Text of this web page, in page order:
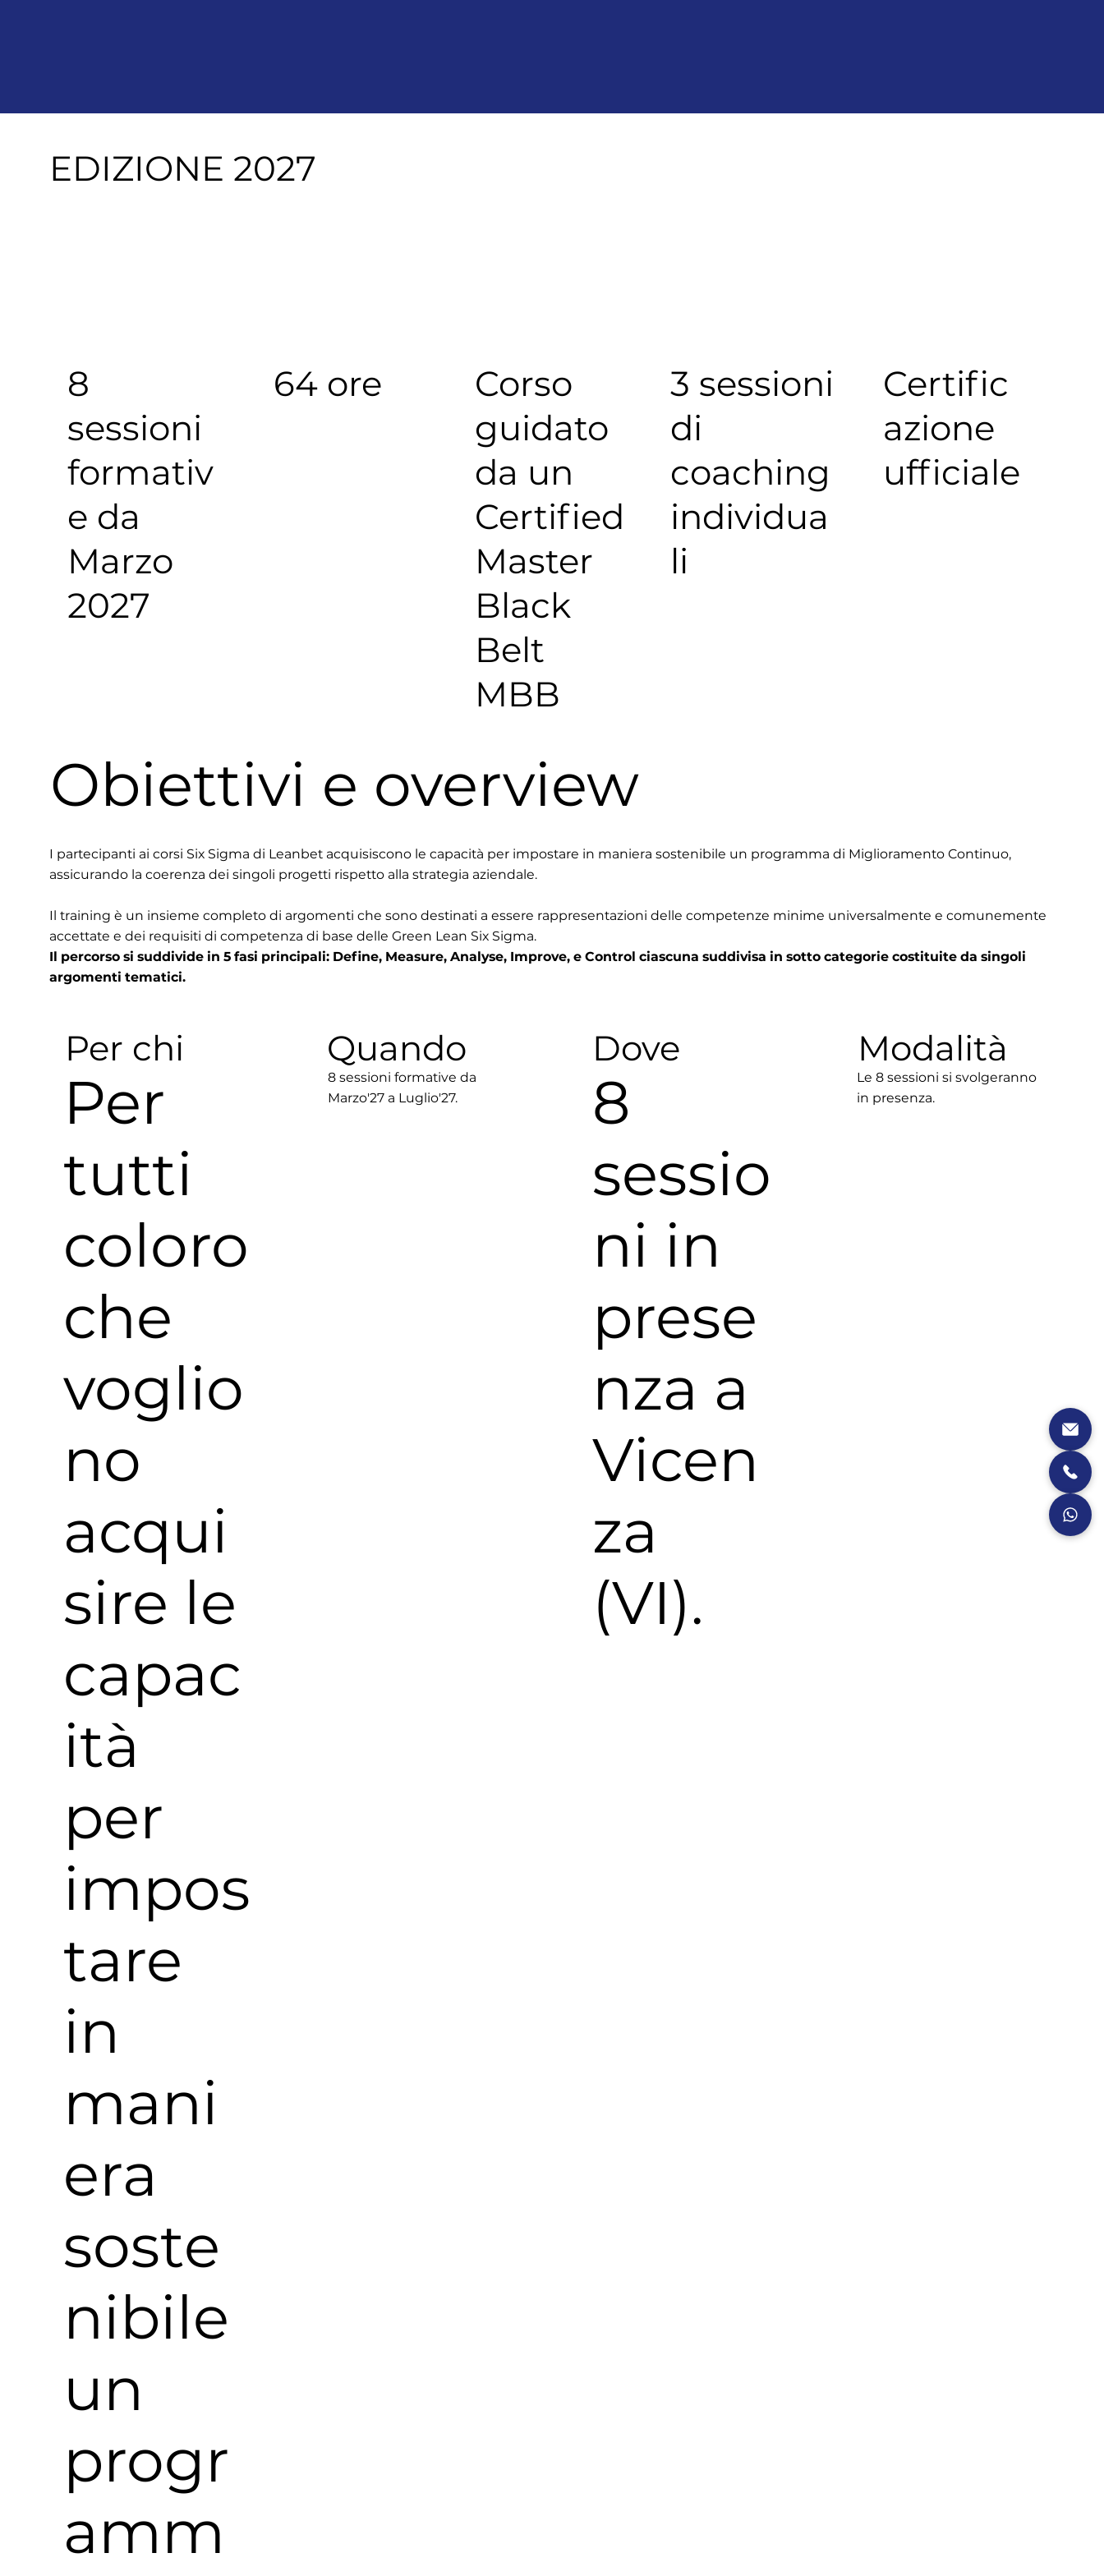
EDIZIONE 2027
8
sessioni
formativ
e da
Marzo
2027
64 ore
Corso
guidato
da un
Certified
Master
Black
Belt
MBB
3 sessioni
di
coaching
individua
li
Certific
azione
ufficiale
Obiettivi e overview
I partecipanti ai corsi Six Sigma di Leanbet acquisiscono le capacità per impostare in maniera sostenibile un programma di Miglioramento Continuo,
assicurando la coerenza dei singoli progetti rispetto alla strategia aziendale.
Il training è un insieme completo di argomenti che sono destinati a essere rappresentazioni delle competenze minime universalmente e comunemente
accettate e dei requisiti di competenza di base delle Green Lean Six Sigma.
​Il percorso si suddivide in 5 fasi principali: Define, Measure, Analyse, Improve, e Control ciascuna suddivisa in sotto categorie costituite da singoli
argomenti tematici.
Per chi
Per
tutti
coloro
che
voglio
no
acqui
sire le
capac
ità
per
impos
tare
in
mani
era
soste
nibile
un
progr
amm
Quando
8 sessioni formative da
Marzo'27 a Luglio'27.
Dove
8
sessio
ni in
prese
nza a
Vicen
za
(VI).
Modalità
Le 8 sessioni si svolgeranno
in presenza.